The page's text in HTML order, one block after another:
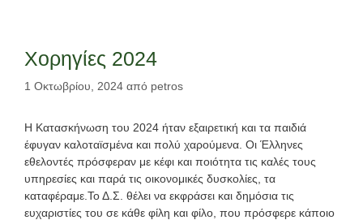
Χορηγίες 2024
1 Οκτωβρίου, 2024 από petros
Η Κατασκήνωση του 2024 ήταν εξαιρετική και τα παιδιά
έφυγαν καλοταϊσμένα και πολύ χαρούμενα. Οι Έλληνες
εθελοντές πρόσφεραν με κέφι και ποιότητα τις καλές τους
υπηρεσίες και παρά τις οικονομικές δυσκολίες, τα
καταφέραμε.Το Δ.Σ. θέλει να εκφράσει και δημόσια τις
ευχαριστίες του σε κάθε φίλη και φίλο, που πρόσφερε κάποιο